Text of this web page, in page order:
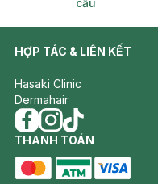
cầu
HỢP TÁC & LIÊN KẾT
Hasaki Clinic
Dermahair
facebook
instagram
tiktok
THANH TOÁN